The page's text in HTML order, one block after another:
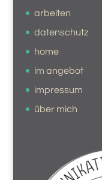
arbeiten
datenschutz
home
im angebot
impressum
über mich